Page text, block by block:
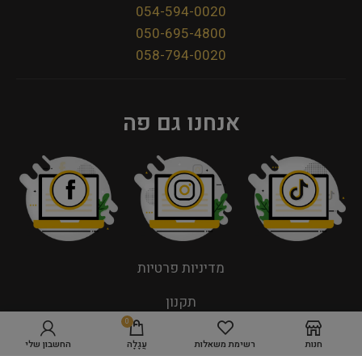
054-594-0020
050-695-4800
058-794-0020
אנחנו גם פה
מדיניות פרטיות
תקנון
חנות רשימת משאלות
0
עֲגָלָה החשבון שלי